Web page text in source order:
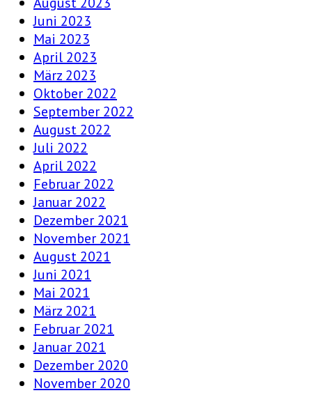
Juni 2023
Mai 2023
April 2023
März 2023
Oktober 2022
September 2022
August 2022
Juli 2022
April 2022
Februar 2022
Januar 2022
Dezember 2021
November 2021
August 2021
Juni 2021
Mai 2021
März 2021
Februar 2021
Januar 2021
Dezember 2020
November 2020